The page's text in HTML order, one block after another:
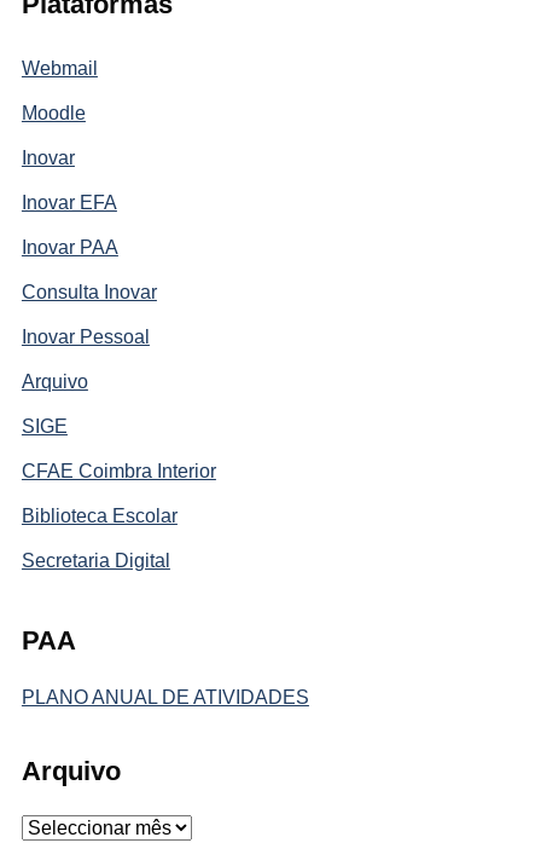
Webmail
Moodle
Inovar
Inovar EFA
Inovar PAA
Consulta Inovar
Inovar Pessoal
Arquivo
SIGE
CFAE Coimbra Interior
Biblioteca Escolar
Secretaria Digital
PAA
PLANO ANUAL DE ATIVIDADES
Arquivo
Arquivo